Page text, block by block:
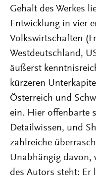
Gehalt des Werkes
Entwicklung in vier
Volkswirtschaften
Westdeutschland,
äußerst
kürzeren
Österreich und
ein. Hier offenbarte
Detailwissen, und
zahlreiche
Unabhängig davon,
des Autors steht: Er